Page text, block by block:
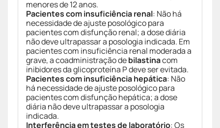
menores de 12 anos.
Pacientes com insuficiência renal: Não há
necessidade de ajuste posológico para
pacientes com disfunção renal; a dose diária
não deve ultrapassar a posologia indicada. Em
pacientes com insuficiência renal moderada a
grave, a coadministração debilastinacom
inibidores da glicoproteína P deve ser evitada.
Pacientes com insuficiência hepática: Não
há necessidade de ajuste posológico para
pacientes com disfunção hepática; a dose
diária não deve ultrapassar a posologia
indicada.
Interferência em testes de laboratório: Os